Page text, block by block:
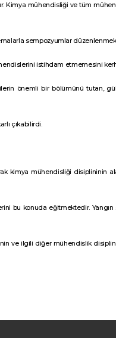
mühendisliği ve tüm
temalarla sempozyumlar
istihdam etmemesini
önemli bir bölümünü tutan,
çıkabilirdi.
kimya mühendisliği disiplininin
bu konuda eğitmektedir.
ve ilgili diğer mühendislik